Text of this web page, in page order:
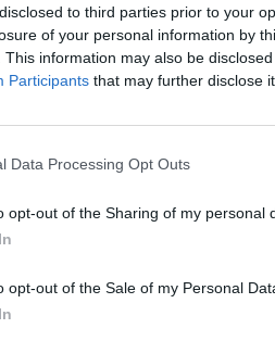
to third parties prior to your
of your personal information by
This information may also be
Participants that may further disclose
Data Processing Opt Outs
opt-out of the Sharing of my personal
opt-out of the Sale of my Personal
Ουδέποτε πήρε ο κ.
Μάλιστα εφαρμόστηκε ο
2024 παράταση μισθώματος,
δύο!
και διαφανή!
διαφθορά όπως βοά η ελληνική
ολιγοπώλια, που στελέχη της
δικαιοσύνη για
που έκανε κανονικότητα
αναθέσεις, εγκαλεί τον
διαγωνισμούς με
-ακόμη και της δικής τους.